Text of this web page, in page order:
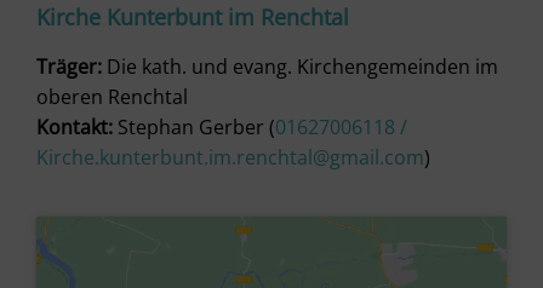
Kirche Kunterbunt im Renchtal
Träger: Die kath. und evang. Kirchengemeinden im
oberen Renchtal
Kontakt: Stephan Gerber (01627006118 /
Kirche.kunterbunt.im.renchtal@gmail.com)